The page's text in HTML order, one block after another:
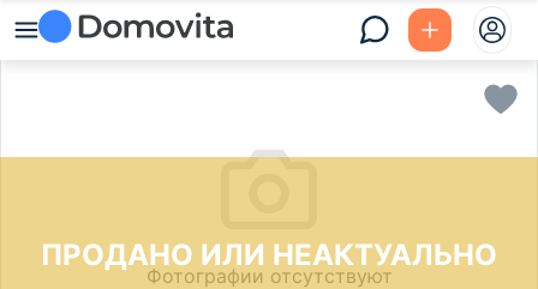
ПРОДАНО ИЛИ НЕАКТУАЛЬНО
Фотографии отсутствуют